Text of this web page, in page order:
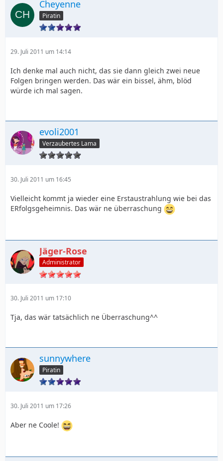
Cheyenne
Piratin
29. Juli 2011 um 14:14
Ich denke mal auch nicht, das sie dann gleich zwei neue
Folgen bringen werden. Das wär ein bissel, ähm, blöd
würde ich mal sagen.
evoli2001
Verzaubertes Lama
30. Juli 2011 um 16:45
Vielleicht kommt ja wieder eine Erstaustrahlung wie bei das
ERfolgsgeheimnis. Das wär ne überraschung
Jäger-Rose
Administrator
30. Juli 2011 um 17:10
Tja, das wär tatsächlich ne Überraschung^^
sunnywhere
Piratin
30. Juli 2011 um 17:26
Aber ne Coole!